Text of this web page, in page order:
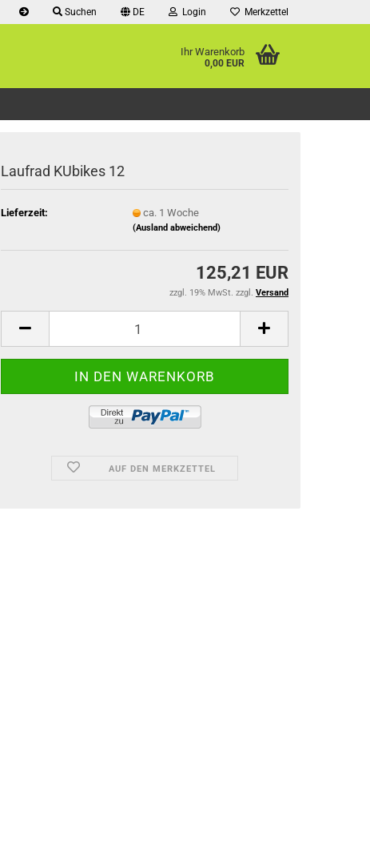
Suchen DE Login Merkzettel
Ihr Warenkorb
0,00 EUR
Laufrad KUbikes 12
Lieferzeit: ca. 1 Woche
(Ausland abweichend)
125,21 EUR
zzgl. 19% MwSt. zzgl. Versand
AUF DEN MERKZETTEL